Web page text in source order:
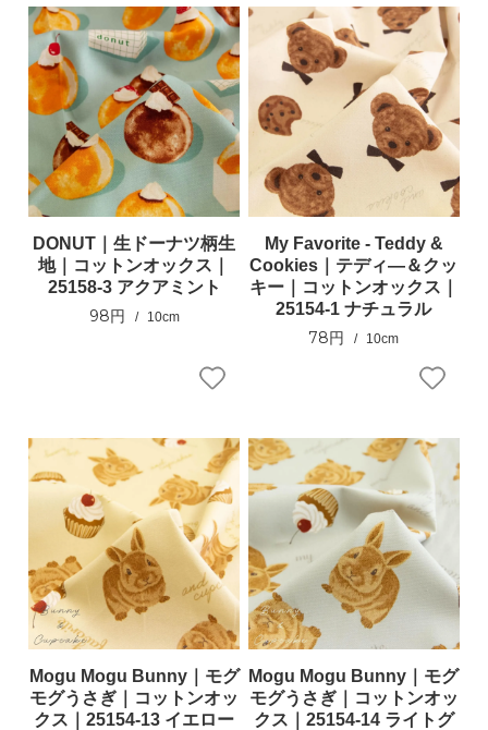
DONUT｜生ドーナツ柄生
地｜コットンオックス｜
25158-3 アクアミント
98円 10cm
My Favorite - Teddy &
Cookies｜テディ―＆クッ
キー｜コットンオックス｜
25154-1 ナチュラル
78円 10cm
Mogu Mogu Bunny｜モグ
モグうさぎ｜コットンオッ
クス｜25154-13 イエロー
Mogu Mogu Bunny｜モグ
モグうさぎ｜コットンオッ
クス｜25154-14 ライトグ